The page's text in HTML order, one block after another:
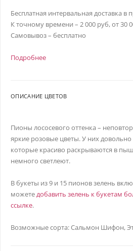
Бесплатная интервальная доставка в
К точному времени – 2 000 руб, от 30
Самовывоз – бесплатно
Подробнее
ОПИСАНИЕ ЦВЕТОВ
Пионы лососевого оттенка –
яркие розовые цветы. У них довольно
которые красиво раскрываются в
немного светлеют.
В букеты из 9 и 15 пионов зелень
можетедобавить зелень к букетам
ссылке.
Возможные сорта: Сальмон Шифон,